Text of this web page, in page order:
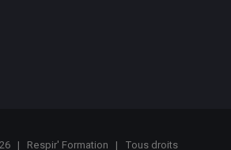
| Respir' Formation | Tous droits